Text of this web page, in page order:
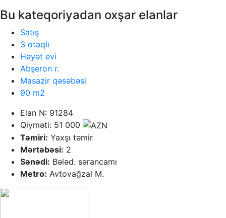
Bu kateqoriyadan oxşar elanlar
Satış
3 otaqlı
Həyət evi
Abşeron r.
Masazir qəsəbəsi
90 m2
Elan N: 91284
Qiyməti: 51 000
Təmiri: Yaxşı təmir
Mərtəbəsi: 2
Sənədi: Bələd. sərancamı
Metro: Avtovağzal M.